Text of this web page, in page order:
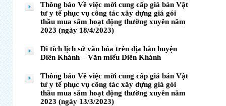
Thông báo Về việc mời cung cấp giá bán Vật
tư y tế phục vụ công tác xây dựng giá gói
thầu mua sắm hoạt động thường xuyên năm
2023 (ngày 18/4/2023)
Di tích lịch sử văn hóa trên địa bàn huyện
Diên Khánh – Văn miếu Diên Khánh
Thông báo Về việc mời cung cấp giá bán Vật
tư y tế phục vụ công tác xây dựng giá gói
thầu mua sắm hoạt động thường xuyên năm
2023 (ngày 13/3/2023)